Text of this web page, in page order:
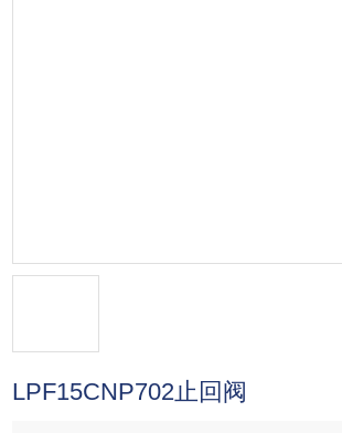
LPF15CNP702止回阀